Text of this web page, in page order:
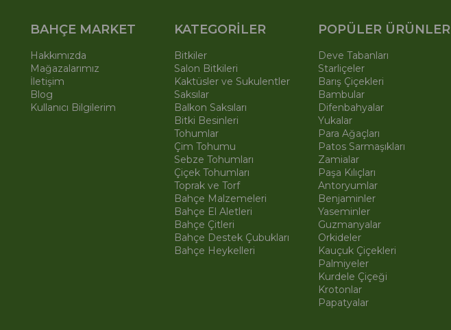
BAHÇE MARKET
Hakkımızda
Mağazalarımız
İletişim
Blog
Kullanıcı Bilgilerim
KATEGORİLER
Bitkiler
Salon Bitkileri
Kaktüsler ve Sukulentler
Saksılar
Balkon Saksıları
Bitki Besinleri
Tohumlar
Çim Tohumu
Sebze Tohumları
Çiçek Tohumları
Toprak ve Torf
Bahçe Malzemeleri
Bahçe El Aletleri
Bahçe Çitleri
Bahçe Destek Çubukları
Bahçe Heykelleri
POPÜLER ÜRÜNLER
Deve Tabanları
Starliçeler
Barış Çiçekleri
Bambular
Difenbahyalar
Yukalar
Para Ağaçları
Patos Sarmaşıkları
Zamialar
Paşa Kılıçları
Antoryumlar
Benjaminler
Yaseminler
Guzmanyalar
Orkideler
Kauçuk Çiçekleri
Palmiyeler
Kurdele Çiçeği
Krotonlar
Papatyalar